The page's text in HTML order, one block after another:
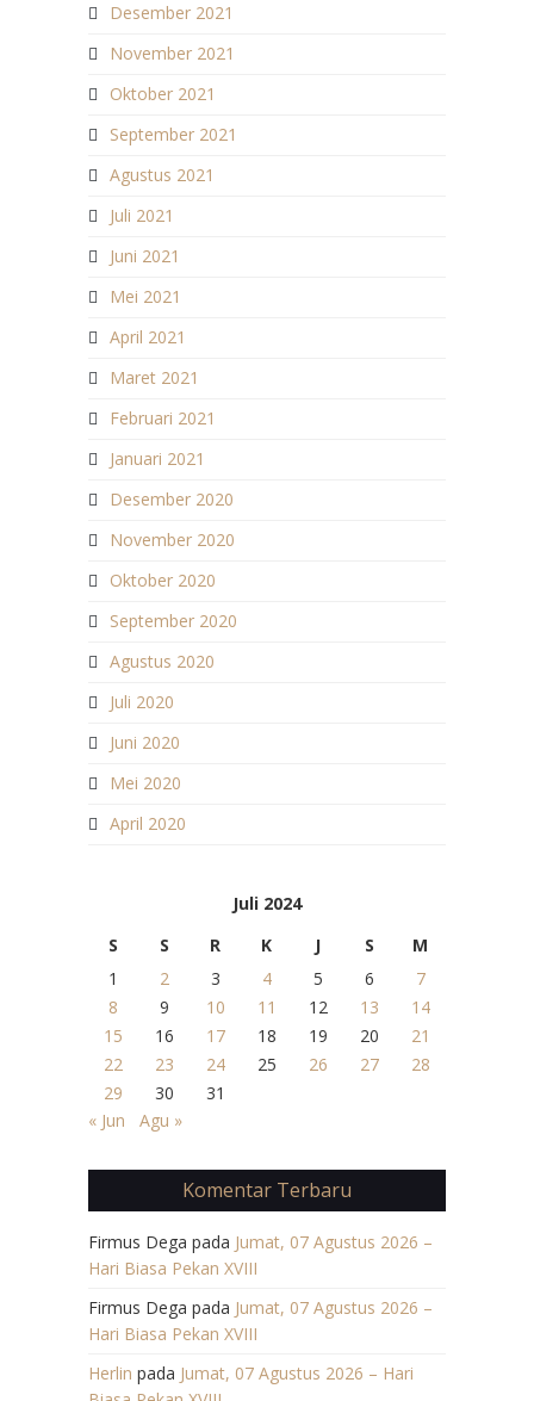
Desember 2021
November 2021
Oktober 2021
September 2021
Agustus 2021
Juli 2021
Juni 2021
Mei 2021
April 2021
Maret 2021
Februari 2021
Januari 2021
Desember 2020
November 2020
Oktober 2020
September 2020
Agustus 2020
Juli 2020
Juni 2020
Mei 2020
April 2020
Juli 2024
S
S R K J S
M
1
2 3 4 5 6
7
8
9 10 11 12 13
14
15
16 17 18 19 20
21
22
23 24 25 26 27
28
29
30
31
« Jun
Agu »
Komentar Terbaru
Firmus Dega pada Jumat, 07 Agustus 2026 –
Hari Biasa Pekan XVIII
Firmus Dega pada Jumat, 07 Agustus 2026 –
Hari Biasa Pekan XVIII
Herlin pada Jumat, 07 Agustus 2026 – Hari